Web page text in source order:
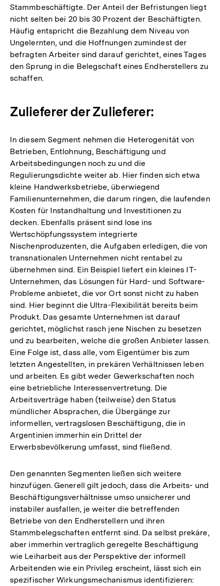
Stammbeschäftigte. Der Anteil der Befristungen liegt
nicht selten bei 20 bis 30 Prozent der Beschäftigten.
Häufig entspricht die Bezahlung dem Niveau von
Ungelernten, und die Hoffnungen zumindest der
befragten Arbeiter sind darauf gerichtet, eines Tages
den Sprung in die Belegschaft eines Endherstellers zu
schaffen.
Zulieferer der Zulieferer:
In diesem Segment nehmen die Heterogenität von
Betrieben, Entlohnung, Beschäftigung und
Arbeitsbedingungen noch zu und die
Regulierungsdichte weiter ab. Hier finden sich etwa
kleine Handwerksbetriebe, überwiegend
Familienunternehmen, die darum ringen, die laufenden
Kosten für Instandhaltung und Investitionen zu
decken. Ebenfalls präsent sind lose ins
Wertschöpfungssystem integrierte
Nischenproduzenten, die Aufgaben erledigen, die von
transnationalen Unternehmen nicht rentabel zu
übernehmen sind. Ein Beispiel liefert ein kleines IT-
Unternehmen, das Lösungen für Hard- und Software-
Probleme anbietet, die vor Ort sonst nicht zu haben
sind. Hier beginnt die Ultra-Flexibilität bereits beim
Produkt. Das gesamte Unternehmen ist darauf
gerichtet, möglichst rasch jene Nischen zu besetzen
und zu bearbeiten, welche die großen Anbieter lassen.
Eine Folge ist, dass alle, vom Eigentümer bis zum
letzten Angestellten, in prekären Verhältnissen leben
und arbeiten. Es gibt weder Gewerkschaften noch
eine betriebliche Interessenvertretung. Die
Arbeitsverträge haben (teilweise) den Status
mündlicher Absprachen, die Übergänge zur
informellen, vertragslosen Beschäftigung, die in
Argentinien immerhin ein Drittel der
Erwerbsbevölkerung umfasst, sind fließend.
Den genannten Segmenten ließen sich weitere
hinzufügen. Generell gilt jedoch, dass die Arbeits- und
Beschäftigungsverhältnisse umso unsicherer und
instabiler ausfallen, je weiter die betreffenden
Betriebe von den Endherstellern und ihren
Stammbelegschaften entfernt sind. Da selbst prekäre,
aber immerhin vertraglich geregelte Beschäftigung
wie Leiharbeit aus der Perspektive der informell
Arbeitenden wie ein Privileg erscheint, lässt sich ein
spezifischer Wirkungsmechanismus identifizieren: